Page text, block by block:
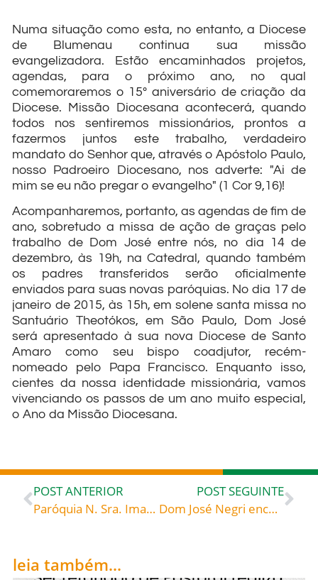
Numa situação como esta, no entanto, a Diocese
de Blumenau continua sua missão
evangelizadora. Estão encaminhados projetos,
agendas, para o próximo ano, no qual
comemoraremos o 15º aniversário de criação da
Diocese. Missão Diocesana acontecerá, quando
todos nos sentiremos missionários, prontos a
fazermos juntos este trabalho, verdadeiro
mandato do Senhor que, através o Apóstolo Paulo,
nosso Padroeiro Diocesano, nos adverte: "Ai de
mim se eu não pregar o evangelho" (1 Cor 9,16)!
Acompanharemos, portanto, as agendas de fim de
ano, sobretudo a missa de ação de graças pelo
trabalho de Dom José entre nós, no dia 14 de
dezembro, às 19h, na Catedral, quando também
os padres transferidos serão oficialmente
enviados para suas novas paróquias. No dia 17 de
janeiro de 2015, às 15h, em solene santa missa no
Santuário Theotókos, em São Paulo, Dom José
será apresentado à sua nova Diocese de Santo
Amaro como seu bispo coadjutor, recém-
nomeado pelo Papa Francisco. Enquanto isso,
cientes da nossa identidade missionária, vamos
vivenciando os passos de um ano muito especial,
o Ano da Missão Diocesana.
POST ANTERIOR
Paróquia N. Sra. Imaculada Conceição, Bela Vista, Gaspar, convida para a celebração da Padroeira
POST SEGUINTE
Dom José Negri encontrou-se com Papa Francisco no dia 19.11, em Roma – Veja imagens
leia também...